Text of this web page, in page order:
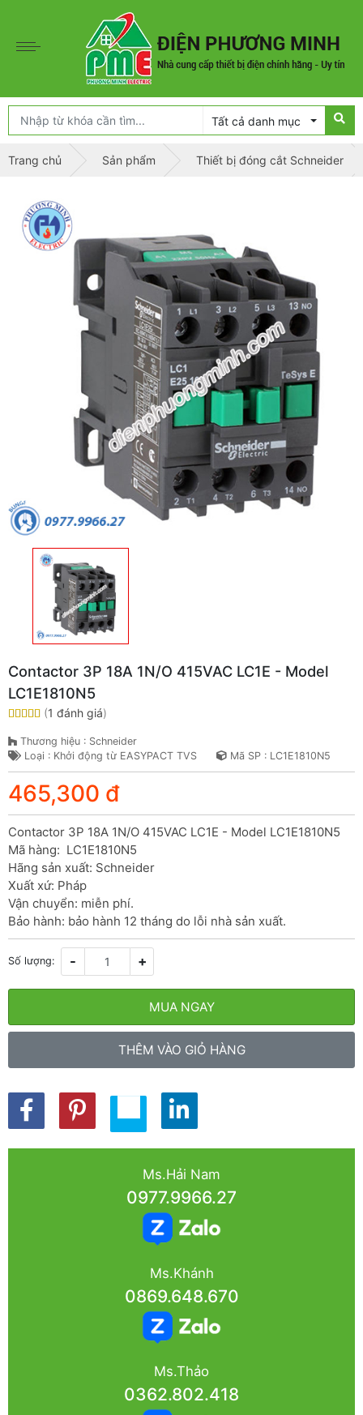
Tất cả danh mục
Trang chủ Sản phẩm Thiết bị đóng cắt Schneider
Contactor 3P 18A 1N/O 415VAC LC1E - Model
LC1E1810N5
(1 đánh giá)
Thương hiệu : Schneider
Loại : Khởi động từ EASYPACT TVS
Mã SP : LC1E1810N5
465,300 đ
Contactor 3P 18A 1N/O 415VAC LC1E - Model LC1E1810N5
Mã hàng:  LC1E1810N5
Hãng sản xuất: Schneider
Xuất xứ: Pháp
Vận chuyển: miễn phí.
Bảo hành: bảo hành 12 tháng do lỗi nhà sản xuất.
Số lượng: - +
MUA NGAY
THÊM VÀO GIỎ HÀNG
Ms.Hải Nam
0977.9966.27
Ms.Khánh
0869.648.670
Ms.Thảo
0362.802.418